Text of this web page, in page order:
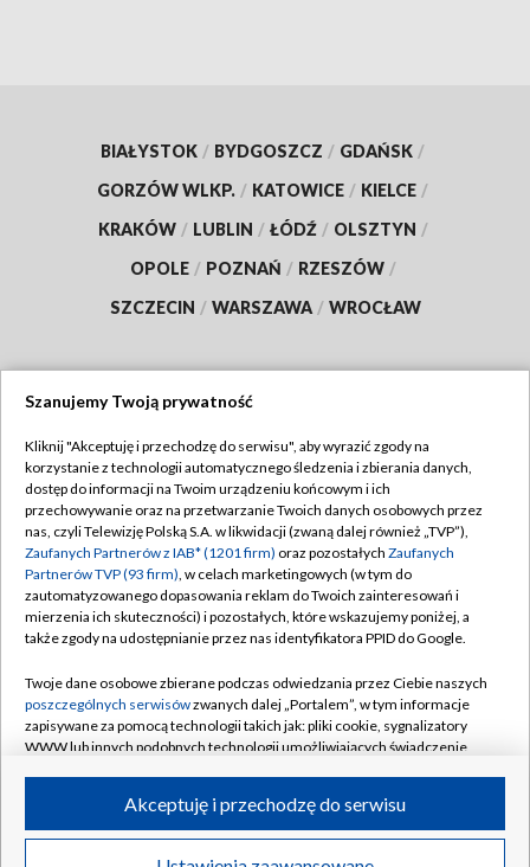
BIAŁYSTOK / BYDGOSZCZ / GDAŃSK /
GORZÓW WLKP. / KATOWICE / KIELCE /
KRAKÓW / LUBLIN / ŁÓDŹ / OLSZTYN /
OPOLE / POZNAŃ / RZESZÓW /
SZCZECIN / WARSZAWA / WROCŁAW
TVP
Abonament TVP
Emisja w TVP
Centrum informacji TVP
Naziemna Telewizja Cyfrowa
Rada Programowa
System NOS
Informacje o nadawcy
Program dla prasy
Regulamin TVP
Polityka prywatności
Moje zgody
Pomoc
Kontakt
Kanały
©2026 Telewizja Polska S.A. w likwidacji
Szanujemy Twoją prywatność
Kliknij "Akceptuję i przechodzę do serwisu", aby wyrazić zgody na
korzystanie z technologii automatycznego śledzenia i zbierania danych,
dostęp do informacji na Twoim urządzeniu końcowym i ich
przechowywanie oraz na przetwarzanie Twoich danych osobowych przez
nas, czyli Telewizję Polską S.A. w likwidacji (zwaną dalej również „TVP”),
Zaufanych Partnerów z IAB* (1201 firm) oraz pozostałych Zaufanych
Partnerów TVP (93 firm), w celach marketingowych (w tym do
zautomatyzowanego dopasowania reklam do Twoich zainteresowań i
mierzenia ich skuteczności) i pozostałych, które wskazujemy poniżej, a
także zgody na udostępnianie przez nas identyfikatora PPID do Google.
Twoje dane osobowe zbierane podczas odwiedzania przez Ciebie naszych
poszczególnych serwisówzwanych dalej „Portalem”, w tym informacje
zapisywane za pomocą technologii takich jak: pliki cookie, sygnalizatory
WWW lub innych podobnych technologii umożliwiających świadczenie
ruchu w Internecie.
Twoje dane osobowe zbierane podczas odwiedzania przez Ciebie
Akceptuję i przechodzę do serwisu